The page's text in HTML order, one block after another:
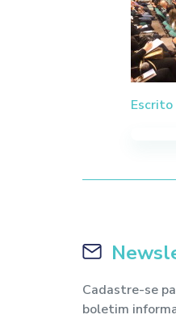
Escrito
Cadastre-se
boletim